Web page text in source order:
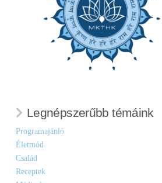
Legnépszerűbb témáink
Programajánló
Életmód
Család
Receptek